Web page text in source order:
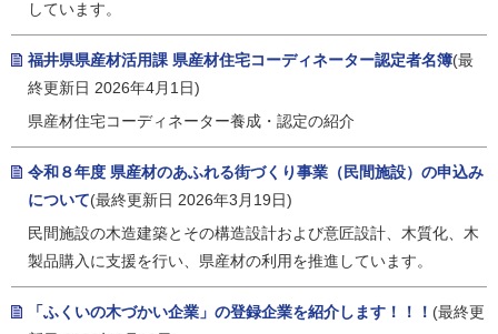
しています。
福井県県産材活用課 県産材住宅コーディネーター認定者名簿(最
終更新日 2026年4月1日)
県産材住宅コーディネーター養成・認定の紹介
令和８年度 県産材のあふれる街づくり事業（民間施設）の申込み
について(最終更新日 2026年3月19日)
民間施設の木造建築とその構造設計および意匠設計、木質化、木
製品購入に支援を行い、県産材の利用を推進しています。
「ふくいの木づかい企業」の登録企業を紹介します！！！ (最終更